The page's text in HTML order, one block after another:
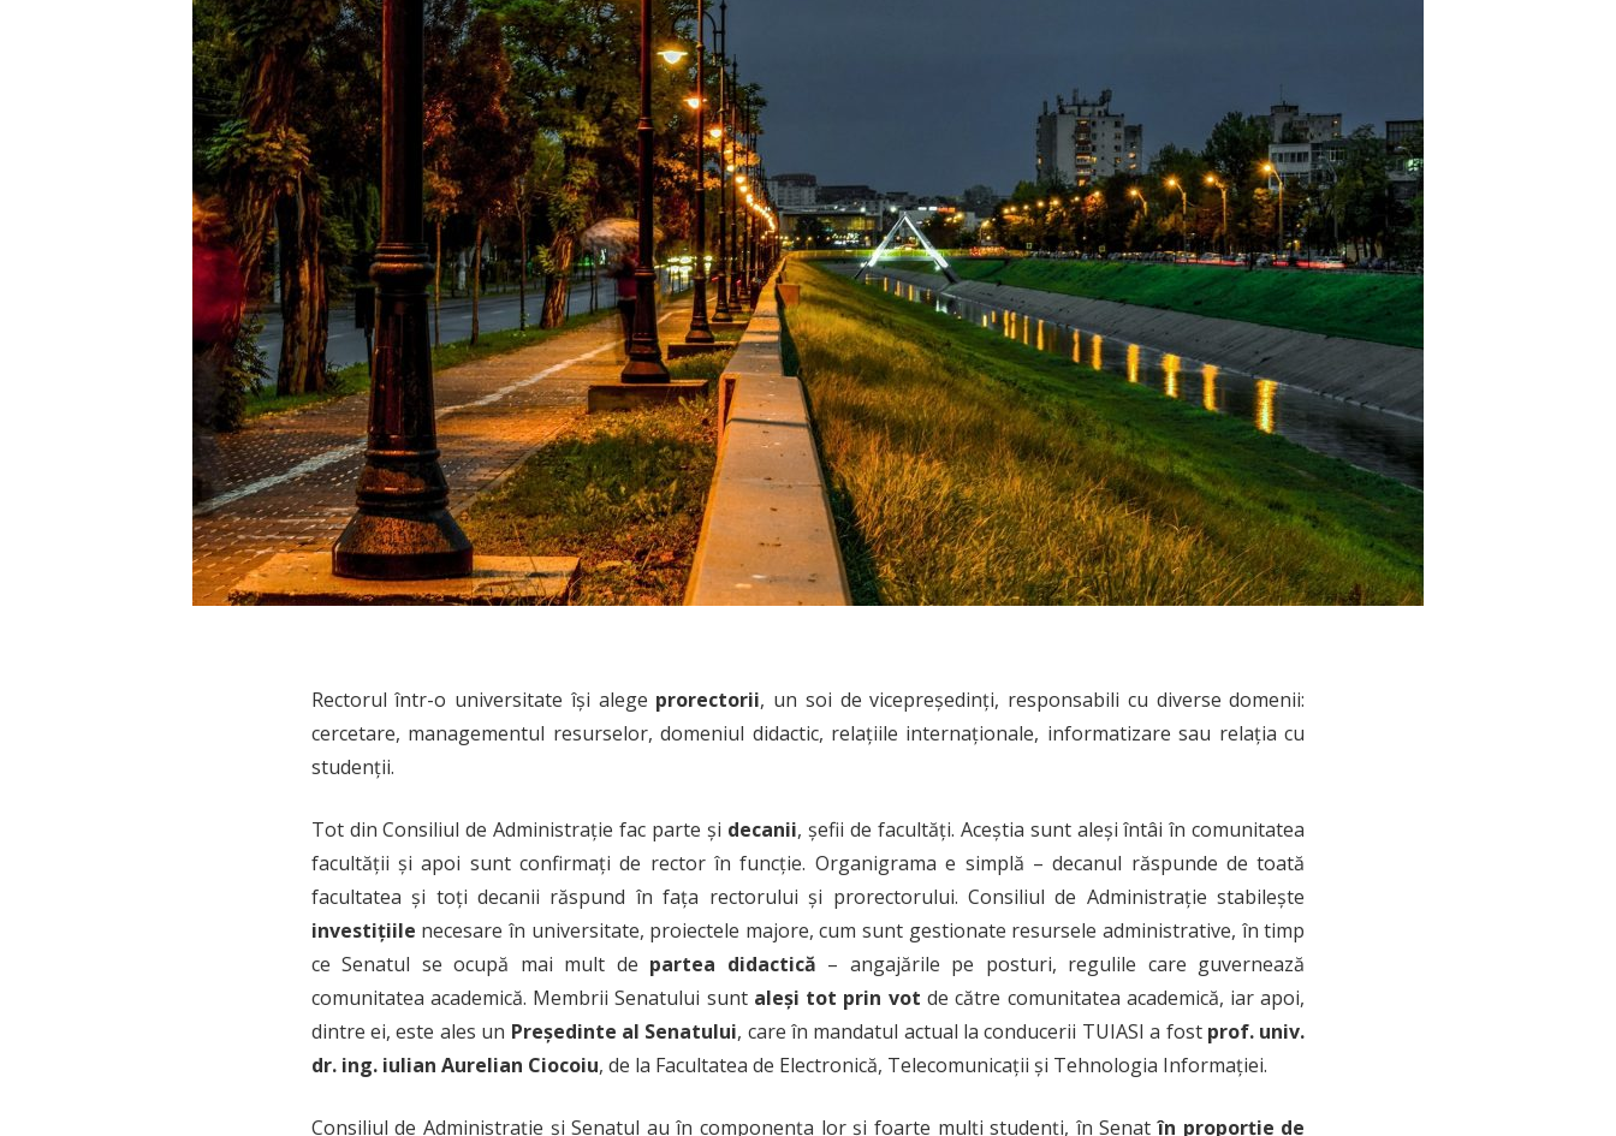
Rectorul într-o universitate își alege prorectorii, un soi de vicepreședinți, responsabili cu diverse domenii:
cercetare, managementul resurselor, domeniul didactic, relațiile internaționale, informatizare sau relația cu
studenții.
Tot din Consiliul de Administrație fac parte și decanii, șefii de facultăți. Aceștia sunt aleși întâi în comunitatea
facultății și apoi sunt confirmați de rector în funcție. Organigrama e simplă – decanul răspunde de toată
facultatea și toți decanii răspund în fața rectorului și prorectorului. Consiliul de Administrație stabilește
investițiile necesare în universitate, proiectele majore, cum sunt gestionate resursele administrative, în timp
ce Senatul se ocupă mai mult de partea didactică – angajările pe posturi, regulile care guvernează
comunitatea academică. Membrii Senatului sunt aleși tot prin vot de către comunitatea academică, iar apoi,
dintre ei, este ales un Președinte al Senatului, care în mandatul actual la conducerii TUIASI a fost prof. univ.
dr. ing. iulian Aurelian Ciocoiu, de la Facultatea de Electronică, Telecomunicații și Tehnologia Informației.
Consiliul de Administrație și Senatul au în componența lor și foarte mulți studenți, în Senatîn proporție de